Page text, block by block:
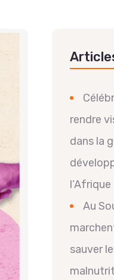
rendre
dans la
l’Afrique
Au
sauver